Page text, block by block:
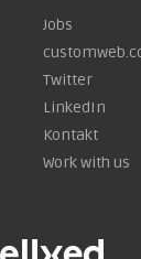
Jobs
Twitter
LinkedIn
Kontakt
Work with us